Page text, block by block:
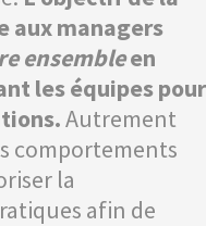
aux managers
ensembleen
les équipes pour
Autrement
comportements
la
afin de